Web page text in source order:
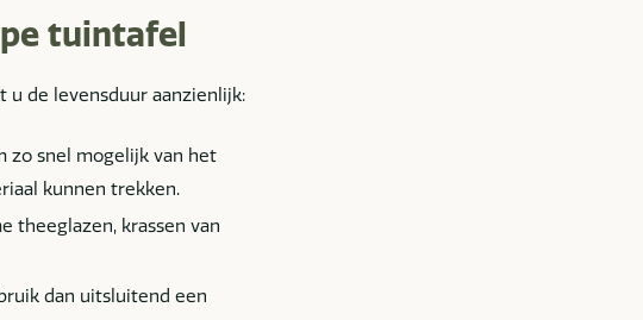
tuintafel
de levensduur aanzienlijk:
zo snel mogelijk van het
kunnen trekken.
theeglazen, krassen van
dan uitsluitend een